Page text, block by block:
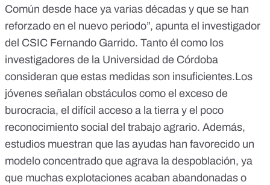
Común desde hace ya varias décadas y que se han
reforzado en el nuevo periodo”, apunta el investigador
del CSIC Fernando Garrido. Tanto él como los
investigadores de la Universidad de Córdoba
consideran que estas medidas son insuficientes.Los
jóvenes señalan obstáculos como el exceso de
burocracia, el difícil acceso a la tierra y el poco
reconocimiento social del trabajo agrario. Además,
estudios muestran que las ayudas han favorecido un
modelo concentrado que agrava la despoblación, ya
que muchas explotaciones acaban abandonadas o